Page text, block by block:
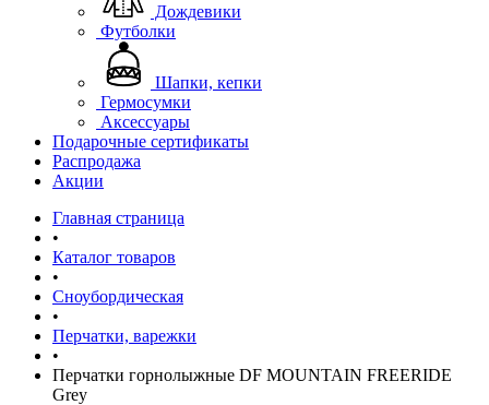
Дождевики
Футболки
Шапки, кепки
Гермосумки
Аксессуары
Подарочные сертификаты
Распродажа
Акции
Главная страница
•
Каталог товаров
•
Сноубордическая
•
Перчатки, варежки
•
Перчатки горнолыжные DF MOUNTAIN FREERIDE
Grey